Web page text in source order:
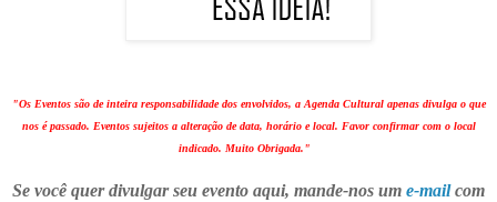
"Os Eventos são de inteira responsabilidade dos envolvidos, a Agenda Cultural apenas divulga o que
nos é passado. Eventos sujeitos a alteração de data, horário e local. Favor confirmar com o local
indicado. Muito Obrigada."
Se você quer divulgar seu evento aqui, mande-nos um e-mailcom